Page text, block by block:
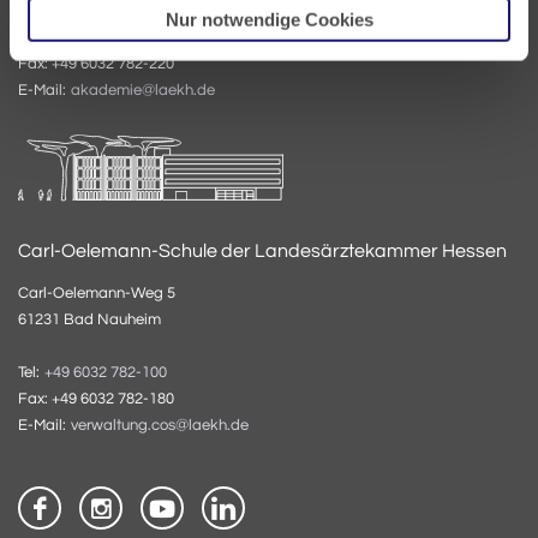
Nur notwendige Cookies
Tel:+49 6032 782-200
Fax: +49 6032 782-220
E-Mail: akademie@laekh.de
Carl-Oelemann-Schule der Landesärztekammer Hessen
Carl-Oelemann-Weg 5
61231 Bad Nauheim
Tel: +49 6032 782-100
Fax: +49 6032 782-180
E-Mail: verwaltung.cos@laekh.de